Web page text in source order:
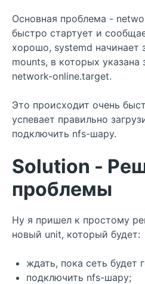
Основная проблема -
быстро стартует и
хорошо, systemd начинает
mounts, в которых указана
network-online.target.
Это происходит очень
успевает правильно
подключить nfs-шару.
Solution -
проблемы
Ну я пришел к простому
новый unit, который будет:
ждать, пока сеть будет
подключить nfs-шару;